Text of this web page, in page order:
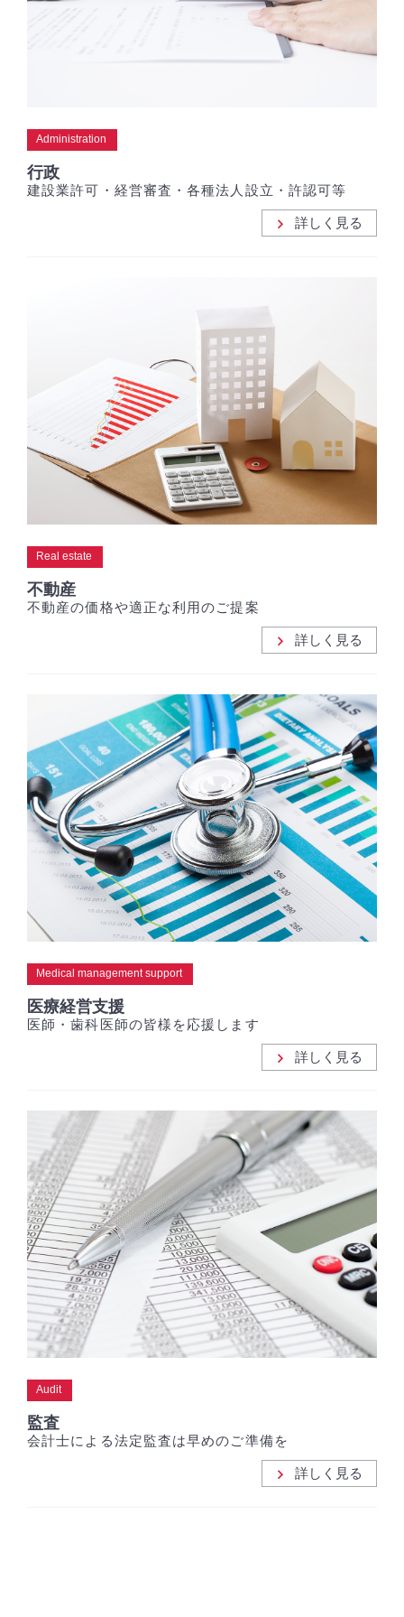
Administration
行政
建設業許可・経営審査・各種法人設立・許認可等
詳しく見る
Real estate
不動産
不動産の価格や適正な利用のご提案
詳しく見る
Medical management support
医療経営支援
医師・歯科医師の皆様を応援します
詳しく見る
Audit
監査
会計士による法定監査は早めのご準備を
詳しく見る